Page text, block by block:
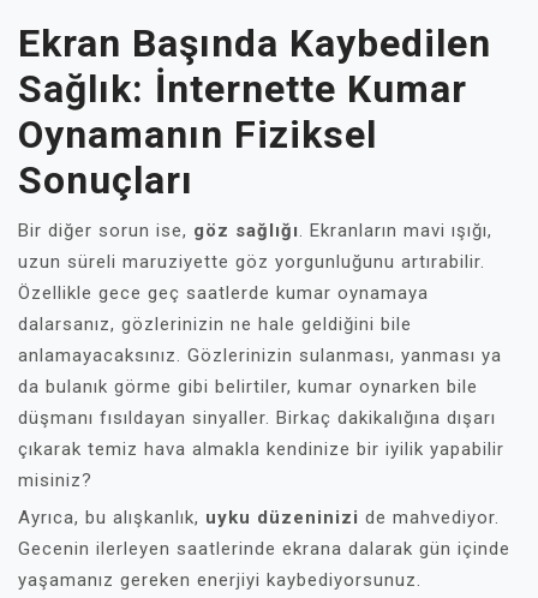
Ekran Başında Kaybedilen
Sağlık: İnternette Kumar
Oynamanın Fiziksel
Sonuçları
Bir diğer sorun ise, göz sağlığı. Ekranların mavi ışığı,
uzun süreli maruziyette göz yorgunluğunu artırabilir.
Özellikle gece geç saatlerde kumar oynamaya
dalarsanız, gözlerinizin ne hale geldiğini bile
anlamayacaksınız. Gözlerinizin sulanması, yanması ya
da bulanık görme gibi belirtiler, kumar oynarken bile
düşmanı fısıldayan sinyaller. Birkaç dakikalığına dışarı
çıkarak temiz hava almakla kendinize bir iyilik yapabilir
misiniz?
Ayrıca, bu alışkanlık, uyku düzeninizi de mahvediyor.
Gecenin ilerleyen saatlerinde ekrana dalarak gün içinde
yaşamanız gereken enerjiyi kaybediyorsunuz.